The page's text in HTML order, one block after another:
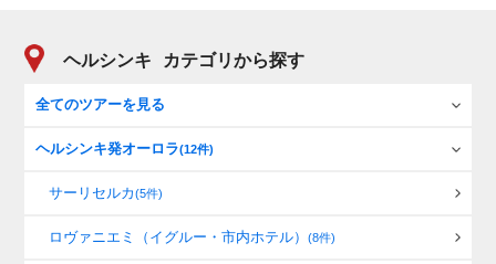
ヘルシンキ カテゴリから探す
全てのツアーを見る
ヘルシンキ発オーロラ(12件)
サーリセルカ(5件)
ロヴァニエミ（イグルー・市内ホテル）(8件)